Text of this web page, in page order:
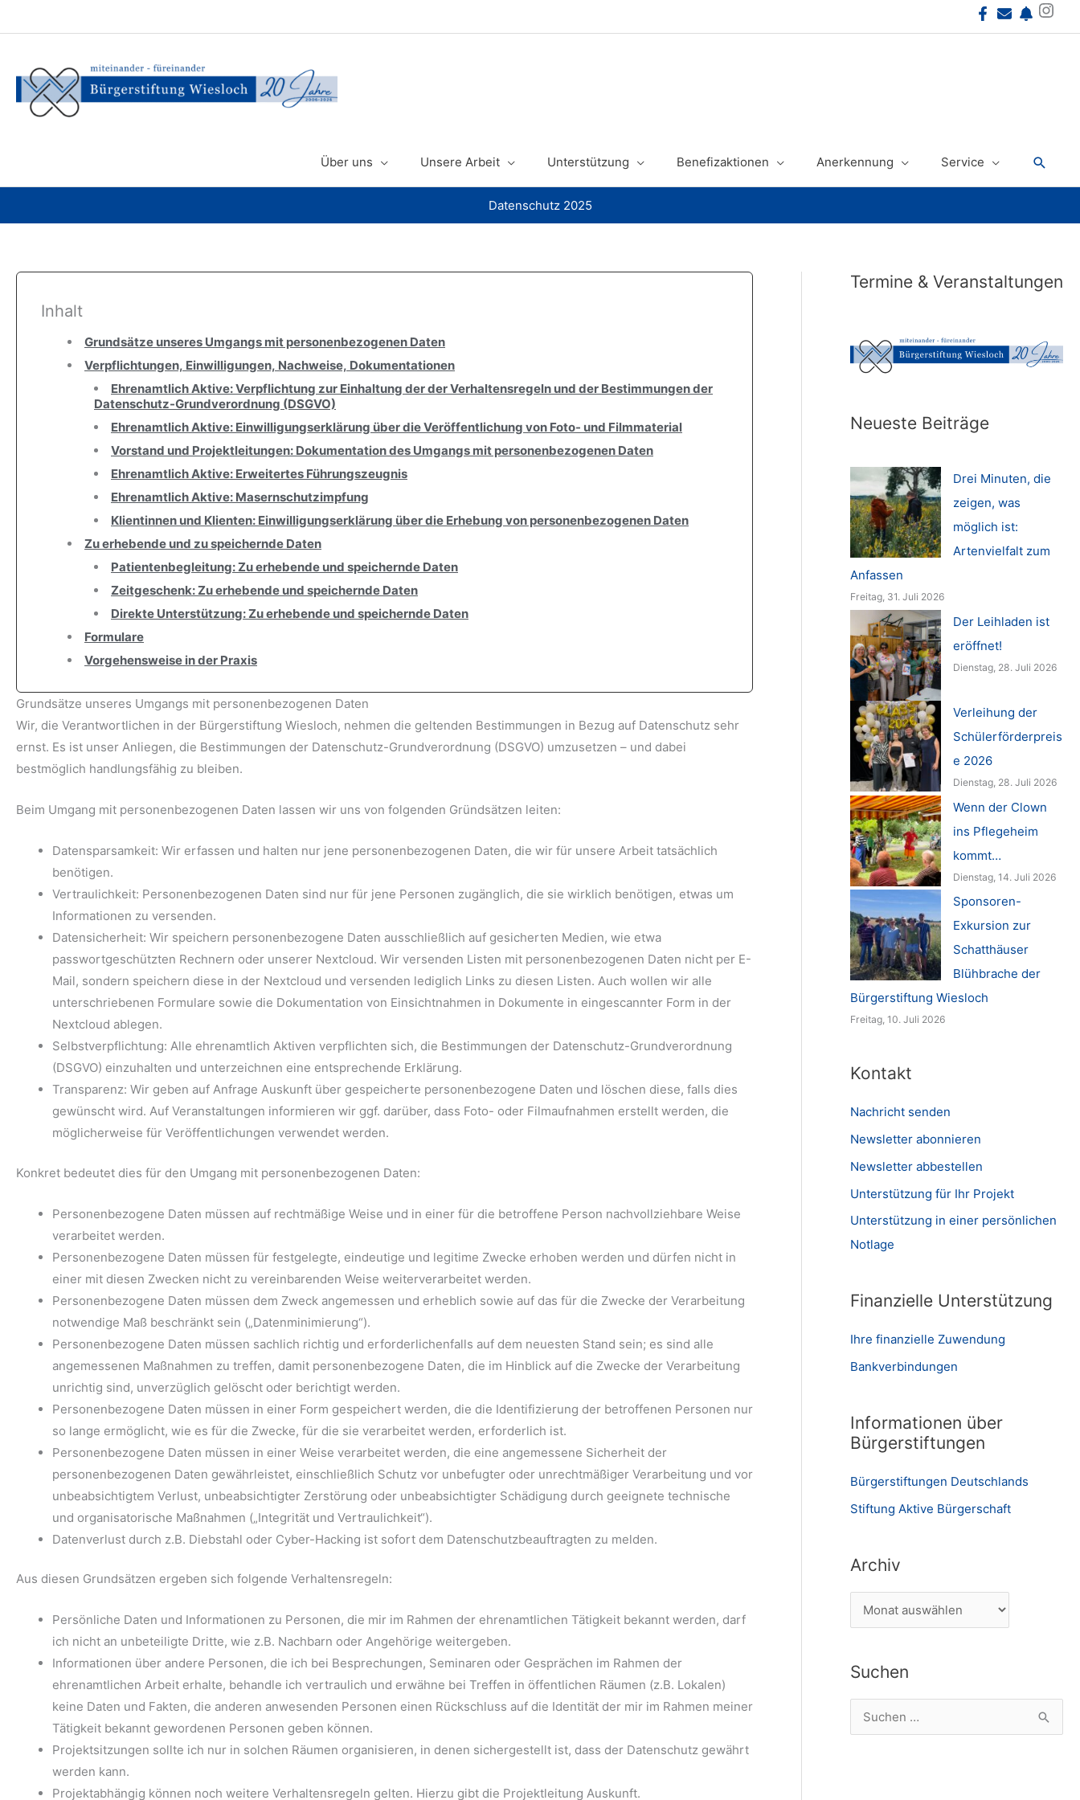
Inhalt
Instagram
Über uns Unsere Arbeit Unterstützung Benefizaktionen Anerkennung Service
Datenschutz 2025
Inhalt
Grundsätze unseres Umgangs mit personenbezogenen Daten
Verpflichtungen, Einwilligungen, Nachweise, Dokumentationen
Ehrenamtlich Aktive: Verpflichtung zur Einhaltung der der Verhaltensregeln und der Bestimmungen der
Datenschutz-Grundverordnung (DSGVO)
Ehrenamtlich Aktive: Einwilligungserklärung über die Veröffentlichung von Foto- und Filmmaterial
Vorstand und Projektleitungen: Dokumentation des Umgangs mit personenbezogenen Daten
Ehrenamtlich Aktive: Erweitertes Führungszeugnis
Ehrenamtlich Aktive: Masernschutzimpfung
Klientinnen und Klienten: Einwilligungserklärung über die Erhebung von personenbezogenen Daten
Zu erhebende und zu speichernde Daten
Patientenbegleitung: Zu erhebende und speichernde Daten
Zeitgeschenk: Zu erhebende und speichernde Daten
Direkte Unterstützung: Zu erhebende und speichernde Daten
Formulare
Vorgehensweise in der Praxis
Grundsätze unseres Umgangs mit personenbezogenen Daten
Wir, die Verantwortlichen in der Bürgerstiftung Wiesloch, nehmen die geltenden Bestimmungen in Bezug auf Datenschutz sehr
ernst. Es ist unser Anliegen, die Bestimmungen der Datenschutz-Grundverordnung (DSGVO) umzusetzen – und dabei
bestmöglich handlungsfähig zu bleiben.
Beim Umgang mit personenbezogenen Daten lassen wir uns von folgenden Gründsätzen leiten:
Datensparsamkeit: Wir erfassen und halten nur jene personenbezogenen Daten, die wir für unsere Arbeit tatsächlich
benötigen.
Vertraulichkeit: Personenbezogenen Daten sind nur für jene Personen zugänglich, die sie wirklich benötigen, etwas um
Informationen zu versenden.
Datensicherheit: Wir speichern personenbezogene Daten ausschließlich auf gesicherten Medien, wie etwa
passwortgeschützten Rechnern oder unserer Nextcloud. Wir versenden Listen mit personenbezogenen Daten nicht per E-
Mail, sondern speichern diese in der Nextcloud und versenden lediglich Links zu diesen Listen. Auch wollen wir alle
unterschriebenen Formulare sowie die Dokumentation von Einsichtnahmen in Dokumente in eingescannter Form in der
Nextcloud ablegen.
Selbstverpflichtung: Alle ehrenamtlich Aktiven verpflichten sich, die Bestimmungen der Datenschutz-Grundverordnung
(DSGVO) einzuhalten und unterzeichnen eine entsprechende Erklärung.
Transparenz: Wir geben auf Anfrage Auskunft über gespeicherte personenbezogene Daten und löschen diese, falls dies
gewünscht wird. Auf Veranstaltungen informieren wir ggf. darüber, dass Foto- oder Filmaufnahmen erstellt werden, die
möglicherweise für Veröffentlichungen verwendet werden.
Konkret bedeutet dies für den Umgang mit personenbezogenen Daten:
Personenbezogene Daten müssen auf rechtmäßige Weise und in einer für die betroffene Person nachvollziehbare Weise
verarbeitet werden.
Personenbezogene Daten müssen für festgelegte, eindeutige und legitime Zwecke erhoben werden und dürfen nicht in
einer mit diesen Zwecken nicht zu vereinbarenden Weise weiterverarbeitet werden.
Personenbezogene Daten müssen dem Zweck angemessen und erheblich sowie auf das für die Zwecke der Verarbeitung
notwendige Maß beschränkt sein („Datenminimierung“).
Personenbezogene Daten müssen sachlich richtig und erforderlichenfalls auf dem neuesten Stand sein; es sind alle
angemessenen Maßnahmen zu treffen, damit personenbezogene Daten, die im Hinblick auf die Zwecke der Verarbeitung
unrichtig sind, unverzüglich gelöscht oder berichtigt werden.
Personenbezogene Daten müssen in einer Form gespeichert werden, die die Identifizierung der betroffenen Personen nur
so lange ermöglicht, wie es für die Zwecke, für die sie verarbeitet werden, erforderlich ist.
Personenbezogene Daten müssen in einer Weise verarbeitet werden, die eine angemessene Sicherheit der
personenbezogenen Daten gewährleistet, einschließlich Schutz vor unbefugter oder unrechtmäßiger Verarbeitung und vor
unbeabsichtigtem Verlust, unbeabsichtigter Zerstörung oder unbeabsichtigter Schädigung durch geeignete technische
und organisatorische Maßnahmen („Integrität und Vertraulichkeit“).
Datenverlust durch z.B. Diebstahl oder Cyber-Hacking ist sofort dem Datenschutzbeauftragten zu melden.
Aus diesen Grundsätzen ergeben sich folgende Verhaltensregeln:
Persönliche Daten und Informationen zu Personen, die mir im Rahmen der ehrenamtlichen Tätigkeit bekannt werden, darf
ich nicht an unbeteiligte Dritte, wie z.B. Nachbarn oder Angehörige weitergeben.
Informationen über andere Personen, die ich bei Besprechungen, Seminaren oder Gesprächen im Rahmen der
ehrenamtlichen Arbeit erhalte, behandle ich vertraulich und erwähne bei Treffen in öffentlichen Räumen (z.B. Lokalen)
keine Daten und Fakten, die anderen anwesenden Personen einen Rückschluss auf die Identität der mir im Rahmen meiner
Tätigkeit bekannt gewordenen Personen geben können.
Projektsitzungen sollte ich nur in solchen Räumen organisieren, in denen sichergestellt ist, dass der Datenschutz gewährt
werden kann.
Projektabhängig können noch weitere Verhaltensregeln gelten. Hierzu gibt die Projektleitung Auskunft.
Termine & Veranstaltungen
Neueste Beiträge
Drei Minuten, die
zeigen, was
möglich ist:
Artenvielfalt zum
Anfassen
Freitag, 31. Juli 2026
Der Leihladen ist
eröffnet!
Dienstag, 28. Juli 2026
Verleihung der
Schülerförderpreis
e 2026
Dienstag, 28. Juli 2026
Wenn der Clown
ins Pflegeheim
kommt…
Dienstag, 14. Juli 2026
Sponsoren-
Exkursion zur
Schatthäuser
Blühbrache der
Bürgerstiftung Wiesloch
Freitag, 10. Juli 2026
Kontakt
Nachricht senden
Newsletter abonnieren
Newsletter abbestellen
Unterstützung für Ihr Projekt
Unterstützung in einer persönlichen
Notlage
Finanzielle Unterstützung
Ihre finanzielle Zuwendung
Bankverbindungen
Informationen über
Bürgerstiftungen
Bürgerstiftungen Deutschlands
Stiftung Aktive Bürgerschaft
Archiv
r
h
i
Suchen
u